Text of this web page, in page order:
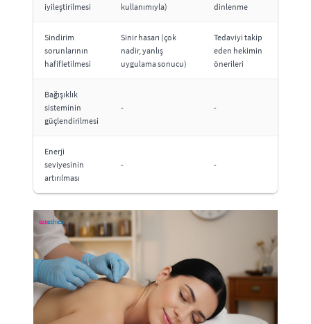
iyileştirilmesi
kullanımıyla)
dinlenme
Sindirim
sorunlarının
hafifletilmesi
Sinir hasarı (çok
nadir, yanlış
uygulama sonucu)
Tedaviyi takip
eden hekimin
önerileri
Bağışıklık
sisteminin
güçlendirilmesi
- -
Enerji
seviyesinin
artırılması
- -